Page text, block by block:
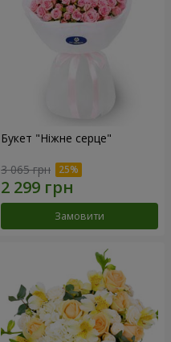
Букет "Ніжне серце"
3 065 грн
Замовити